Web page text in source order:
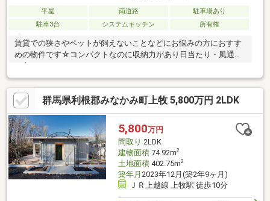
平屋 南道路
駐車場あり
駐車3台
システムキッチン 所有権
賃貸での狭さやペットが飼えないことなどにお悩みの方におすす
めの物件です☆コンパクトなのに収納力があり日当たり・風通り
群馬県利根郡みなかみ町上牧 5,800万円 2LDK
5,800万円
間取り 2LDK
建物面積74.92m2
土地面積402.75m2
築年月 2023年12月(築2年9ヶ月)
ＪＲ上越線 上牧駅 徒歩10分